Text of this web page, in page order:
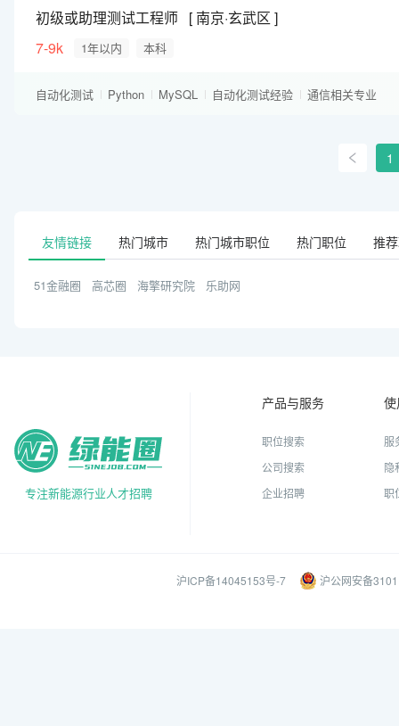
初级或助理测试工程师
南京·玄武区
7-9k
1年以内 本科
自动化测试 Python MySQL 自动化测试经验
通信相关专业
1
友情链接 热门城市 热门城市职位 热门职位 推
51金融圈 高芯圈 海擎研究院 乐助网
专注新能源行业人才招聘
产品与服务
职位搜索
公司搜索
企业招聘
服
隐
职
沪ICP备14045153号-7 沪公网安备